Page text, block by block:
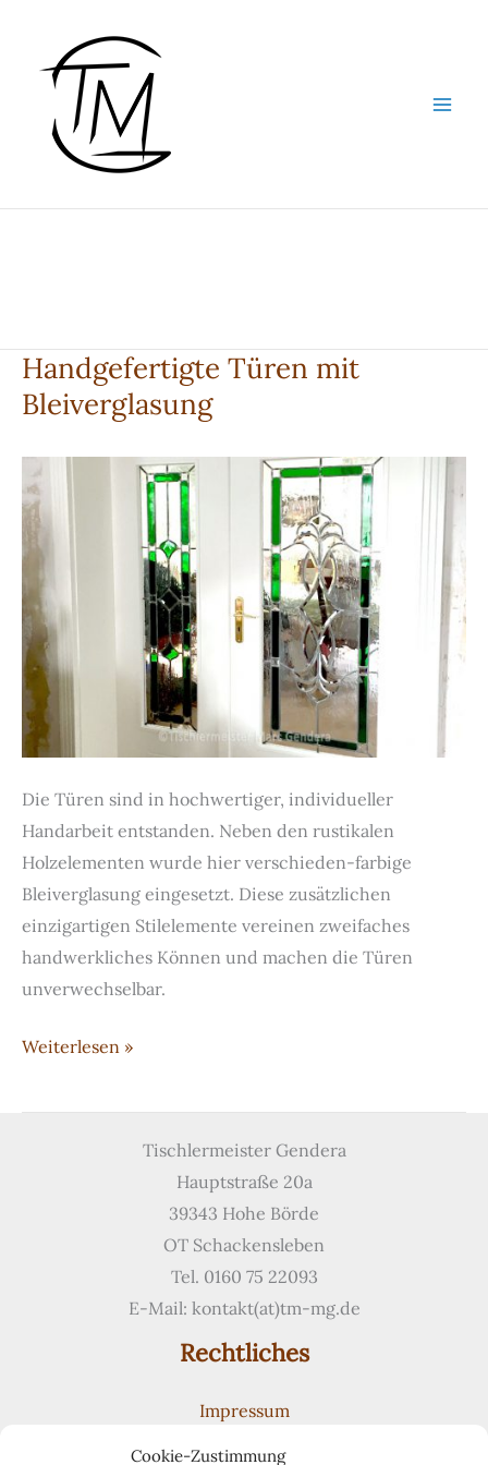
Cookie-Zustimmung
springen
Handgefertigte Türen mit
Bleiverglasung
Die Türen sind in hochwertiger, individueller
Handarbeit entstanden. Neben den rustikalen
Holzelementen wurde hier verschieden-farbige
Bleiverglasung eingesetzt. Diese zusätzlichen
einzigartigen Stilelemente vereinen zweifaches
handwerkliches Können und machen die Türen
unverwechselbar.
Handgefertigte
mit
Weiterlesen »
Tischlermeister Gendera
Hauptstraße 20a
39343 Hohe Börde
OT Schackensleben
Tel. 0160 75 22093
E-Mail: kontakt(at)tm-mg.de
Rechtliches
Impressum